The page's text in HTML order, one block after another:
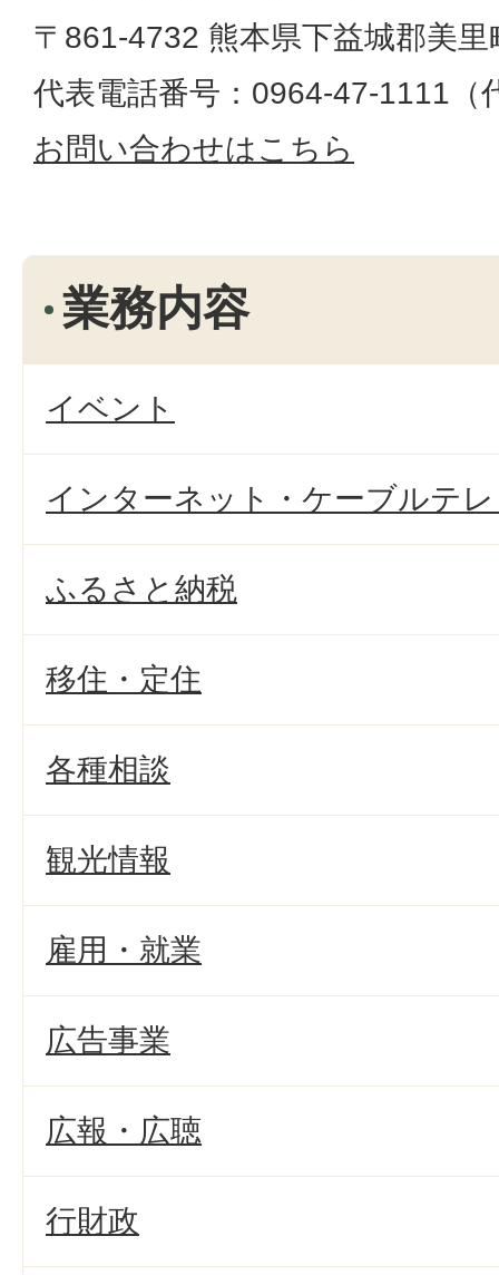
〒861-4732 熊本県下益城郡美
代表電話番号：0964-47-1111（
お問い合わせはこちら
業務内容
イベント
インターネット・ケーブルテ
ふるさと納税
移住・定住
各種相談
観光情報
雇用・就業
広告事業
広報・広聴
行財政